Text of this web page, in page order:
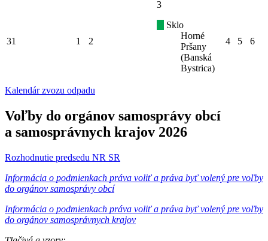
31 1 2
3
Sklo
Horné
Pršany
(Banská
Bystrica)
4 5 6
Kalendár zvozu odpadu
Voľby do orgánov samosprávy obcí
a samosprávnych krajov 2026
Rozhodnutie predsedu NR SR
Informácia o podmienkach práva voliť a práva byť volený pre voľby
do orgánov samosprávy obcí
Informácia o podmienkach práva voliť a práva byť volený pre voľby
do orgánov samosprávnych krajov